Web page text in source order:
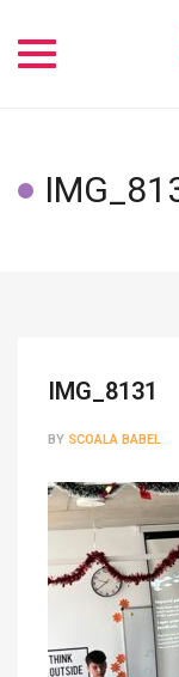
Toggle
IMG_8131
BY SCOALA BABEL